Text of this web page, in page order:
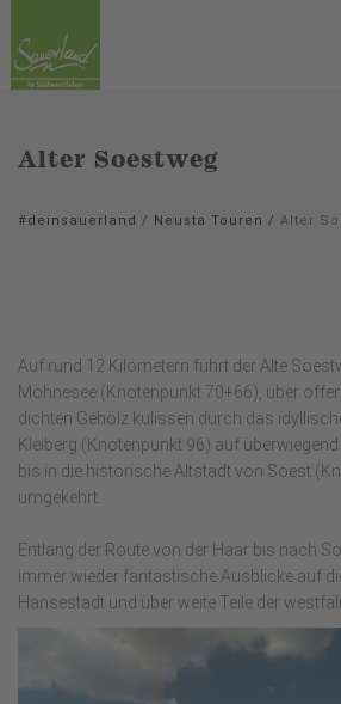
Alter Soestweg
#deinsauerland / Neusta Touren / Alter
Auf rund 12 Kilometern führt der Alte
Möhnesee (Knotenpunkt 70+66), über
dichten Gehölz kulissen durch das
Kleiberg (Knotenpunkt 96) auf
bis in die historische Altstadt von Soest
umgekehrt.
Entlang der Route von der Haar bis nach
immer wieder fantastische Ausblicke auf
Hansestadt und über weite Teile der